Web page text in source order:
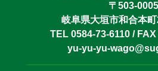
〒503-0005
岐阜県大垣市和合本
TEL 0584-73-6110 /
yu-yu-yu-